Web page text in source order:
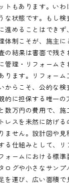
トもあります。い
な状態です。もし検
進めることはでき
体制こそが、施主
の結果は書面で残
管理・リフォームさ
ります。リフォーム
からこそ、公的な検
的に担保する唯一の
数万円の費用で、
レスを未然に防げ
ません。設計図や
る仕組みとして、
ォームにおける標
ログや小さなサン
を運び、広い面積